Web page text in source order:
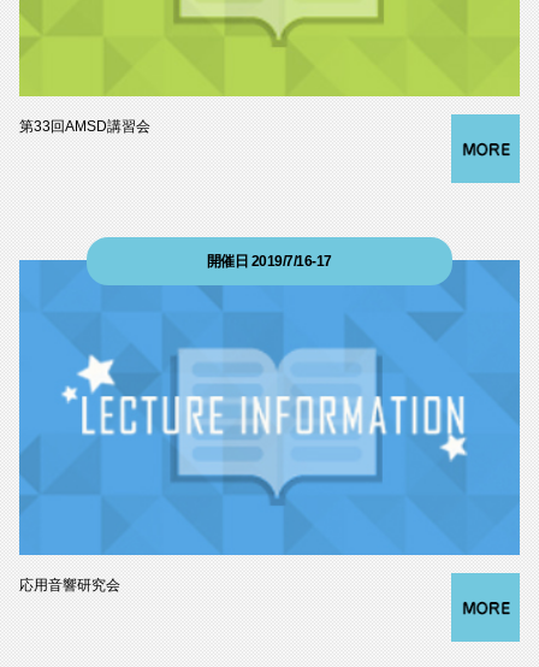
第33回AMSD講習会
開催日 2019/7/16-17
応用音響研究会